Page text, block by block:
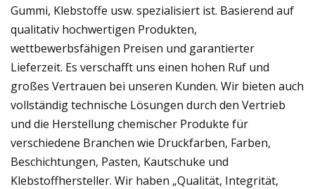
Gummi, Klebstoffe usw. spezialisiert ist. Basierend auf
qualitativ hochwertigen Produkten,
wettbewerbsfähigen Preisen und garantierter
Lieferzeit. Es verschafft uns einen hohen Ruf und
großes Vertrauen bei unseren Kunden. Wir bieten auch
vollständig technische Lösungen durch den Vertrieb
und die Herstellung chemischer Produkte für
verschiedene Branchen wie Druckfarben, Farben,
Beschichtungen, Pasten, Kautschuke und
Klebstoffhersteller. Wir haben „Qualität, Integrität,